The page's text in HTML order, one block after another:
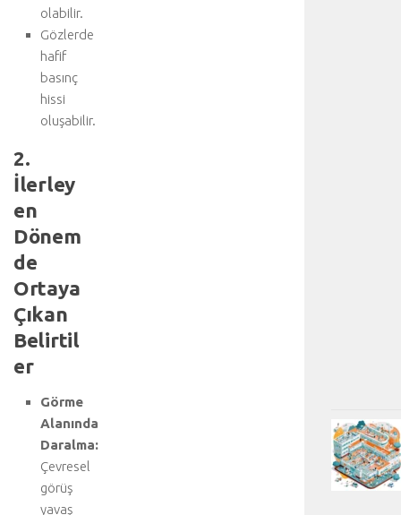
olabilir.
Gözlerde
hafif
basınç
hissi
oluşabilir.
2.
İlerley
en
Dönem
de
Ortaya
Çıkan
Belirtil
er
Görme
Alanında
Daralma:
Çevresel
görüş
yavaş